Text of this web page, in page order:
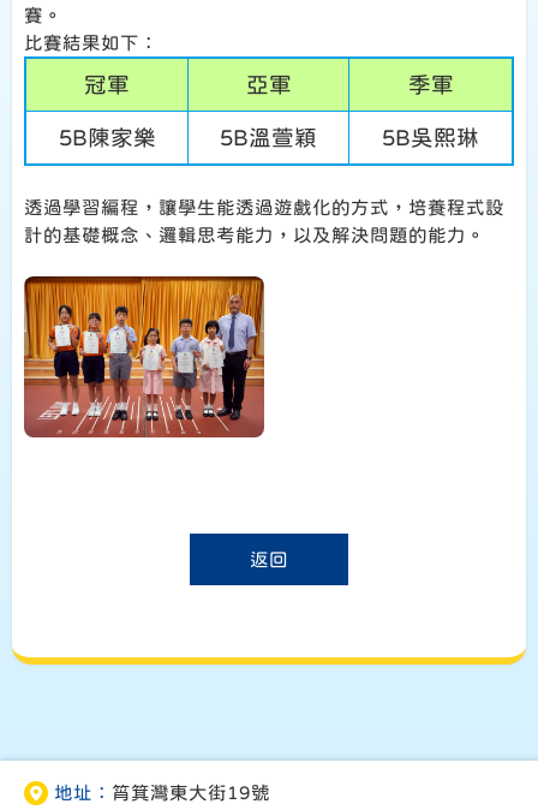
賽。
比賽結果如下：
冠軍 亞軍 季軍
5B陳家樂 5B溫萱穎 5B吳熙琳
透過學習編程，讓學生能透過遊戲化的方式，培養程式設
計的基礎概念、邏輯思考能力，以及解決問題的能力。
返回
地址： 筲箕灣東大街19號